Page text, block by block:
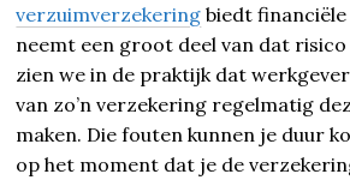
verzuimverzekering biedt
neemt een groot deel van dat risico
zien we in de praktijk dat
van zo’n verzekering regelmatig
maken. Die fouten kunnen je duur
op het moment dat je de